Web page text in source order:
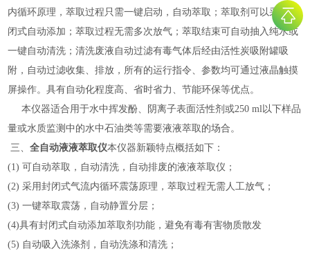
内循环原理，萃取过程只需一键启动，自动萃取；萃取剂可以采用封
闭式自动添加；萃取过程无需多次放气；萃取结束可自动抽入纯水或
一键自动清洗；清洗废液自动过滤有毒气体后经由活性炭吸附罐吸
附，自动过滤收集、排放，所有的运行指令、参数均可通过液晶触摸
屏操作。具有自动化程度高、省时省力、节能环保等优点。
本仪器适合用于水中挥发酚、阴离子表面活性剂或250 ml以下样品
量或水质监测中的水中石油类等需要液液萃取的场合。
三、全自动液液萃取仪本仪器新颖特点概括如下：
(1) 可自动萃取，自动清洗，自动排废的液液萃取仪；
(2) 采用封闭式气流内循环震荡原理，萃取过程无需人工放气；
(3) 一键萃取震荡，自动静置分层；
(4)具有封闭式自动添加萃取剂功能，避免有毒有害物质散发
(5) 自动吸入洗涤剂，自动洗涤和清洗；